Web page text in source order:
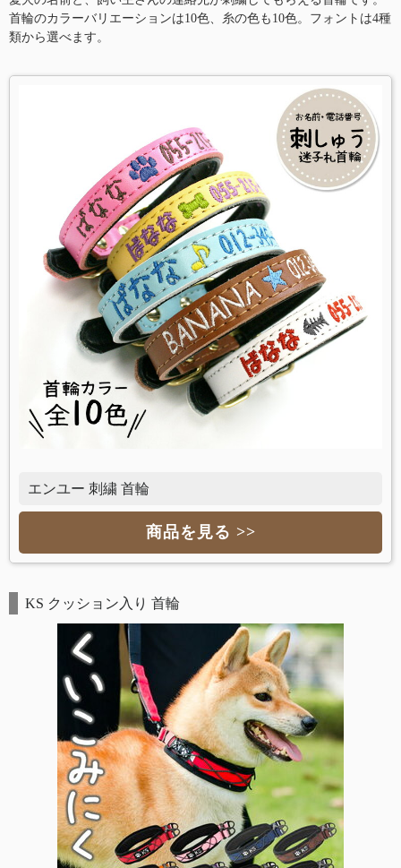
首輪のカラーバリエーションは10色、糸の色も10色。フォントは4種
類から選べます。
エンユー 刺繍 首輪
商品を見る >>
KS クッション入り 首輪